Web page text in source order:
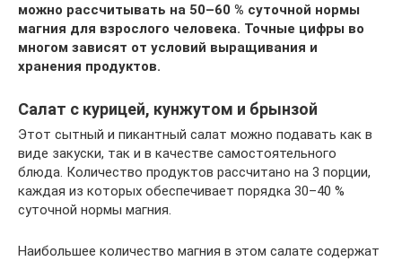
можно рассчитывать на 50–60 % суточной нормы
магния для взрослого человека. Точные цифры во
многом зависят от условий выращивания и
хранения продуктов.
Салат с курицей, кунжутом и брынзой
Этот сытный и пикантный салат можно подавать как в
виде закуски, так и в качестве самостоятельного
блюда. Количество продуктов рассчитано на 3 порции,
каждая из которых обеспечивает порядка 30–40 %
суточной нормы магния.
Наибольшее количество магния в этом салате содержат